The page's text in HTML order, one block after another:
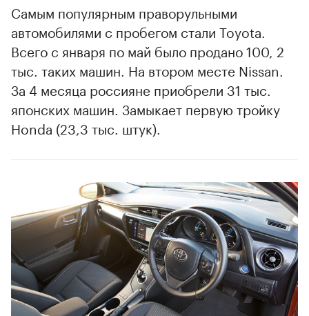
00:00 / 00:00
Самым популярным праворульными
автомобилями с пробегом стали Toyota.
Всего с января по май было продано 100, 2
тыс. таких машин. На втором месте Nissan.
За 4 месяца россияне приобрели 31 тыс.
японских машин. Замыкает первую тройку
Honda (23,3 тыс. штук).